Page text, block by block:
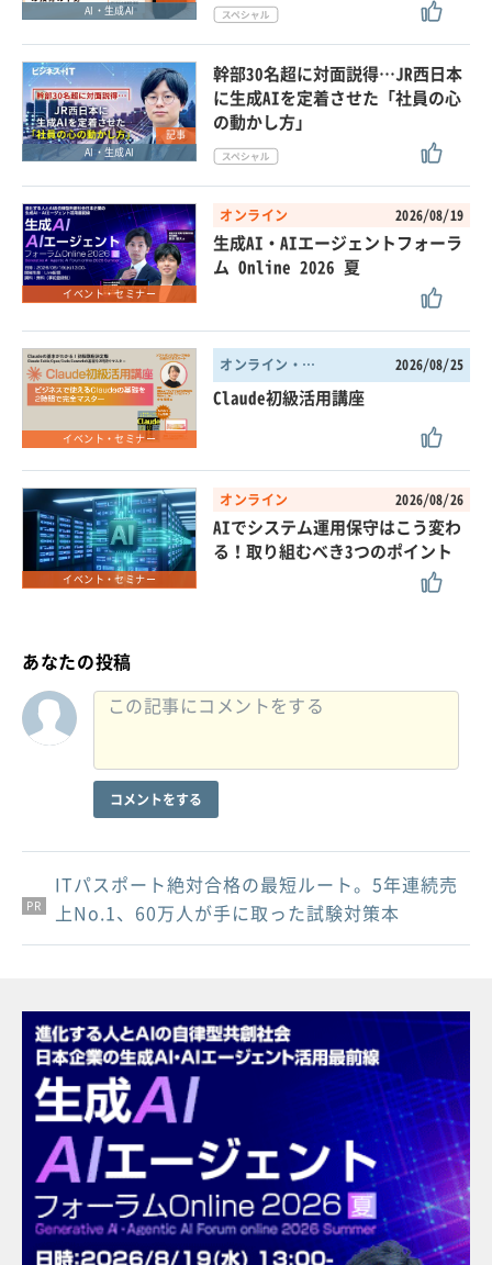
AI・生成AI
記事
AI・生成AI
幹部30名超に対面説得…JR西日本
に生成AIを定着させた「社員の心
の動かし方」
イベント・セミナー
オンライン 2026/08/19
生成AI・AIエージェントフォーラ
ム Online 2026 夏
イベント・セミナー
オンライン・東京都 2026/08/25
Claude初級活用講座
イベント・セミナー
オンライン 2026/08/26
AIでシステム運用保守はこう変わ
る！取り組むべき3つのポイント
あなたの投稿
コメントをする
PR
PR
PR
ITパスポート絶対合格の最短ルート。5年連続売
上No.1、60万人が手に取った試験対策本